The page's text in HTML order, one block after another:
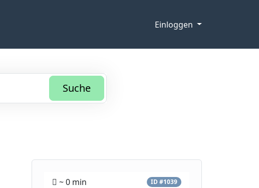
Einloggen
Suche
~ 0 min ID #1039